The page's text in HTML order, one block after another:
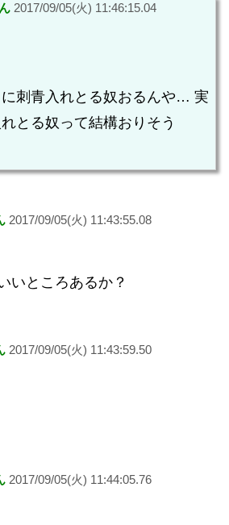
2017/09/05(火) 11:46:15.04
刺青入れとる奴おるんや… 実
とる奴って結構おりそう
2017/09/05(火) 11:43:55.08
いところあるか？
2017/09/05(火) 11:43:59.50
2017/09/05(火) 11:44:05.76